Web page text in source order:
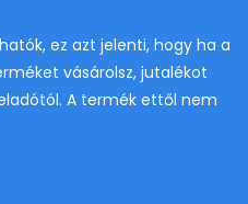
ez azt jelenti, hogy ha a
vásárolsz, jutalékot
A termék ettől nem